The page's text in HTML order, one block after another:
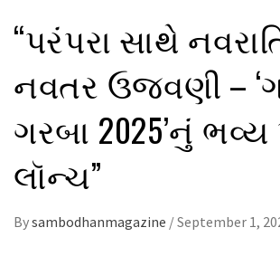
“પરંપરા સાથે
નવતર ઉજવણી –
ગરબા 2025’નું ભવ્ય
લૉન્ચ”
Bysambodhanmagazine /September 1,